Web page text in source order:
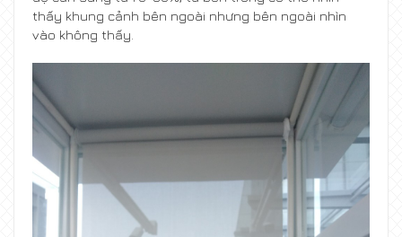
thấy khung cảnh bên ngoài nhưng bên ngoài nhìn
vào không thấy.